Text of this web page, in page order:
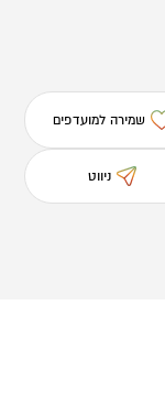
שמירה למועדפים
ניווט